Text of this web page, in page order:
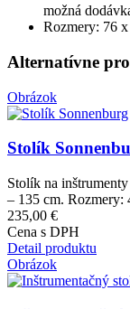
možná
Rozmery: 76
Alternatívne
Obrázok
Stolík
Stolík na
– 135 cm. Rozmery:
235,00 €
Cena s DPH
Detail produktu
Obrázok